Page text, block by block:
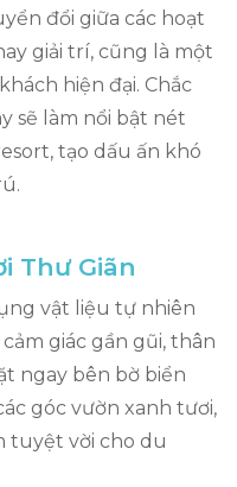
đổi giữa các hoạt
giải trí, cũng là một
hiện đại. Chắc
sẽ làm nổi bật nét
tạo dấu ấn khó
Thư Giãn
vật liệu tự nhiên
giác gần gũi, thân
ngay bên bờ biển
góc vườn xanh tươi,
tuyệt vời cho du